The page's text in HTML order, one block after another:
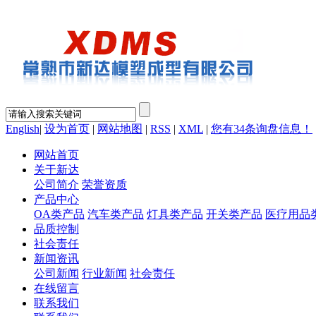
English| 设为首页 | 网站地图 | RSS | XML | 您有34条询盘信息！
网站首页
关于新达
公司简介 荣誉资质
产品中心
OA类产品 汽车类产品 灯具类产品 开关类产品 医疗用品
品质控制
社会责任
新闻资讯
公司新闻 行业新闻 社会责任
在线留言
联系我们